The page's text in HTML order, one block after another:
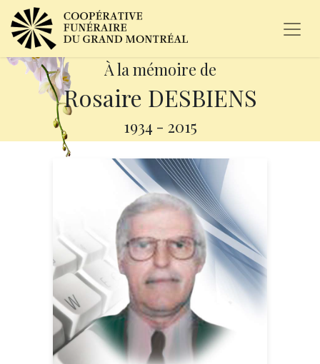
À la mémoire de
Rosaire DESBIENS
1934 - 2015